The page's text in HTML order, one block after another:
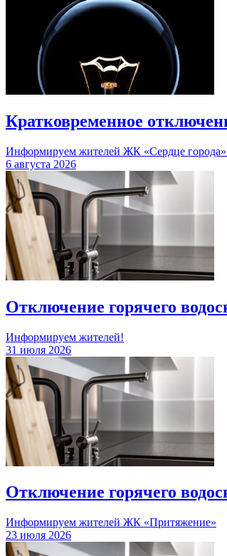
Кратковременное
Информируем жителей ЖК «Сердце
6 августа 2026
Отключение горячего
Информируем жителей!
31 июля 2026
Отключение горячего
Информируем жителей ЖК «Притяжение»
23 июля 2026